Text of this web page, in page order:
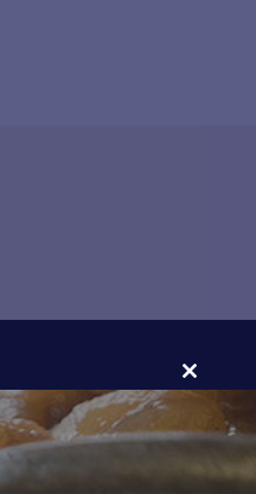
CLOSE
THIS
MODULE